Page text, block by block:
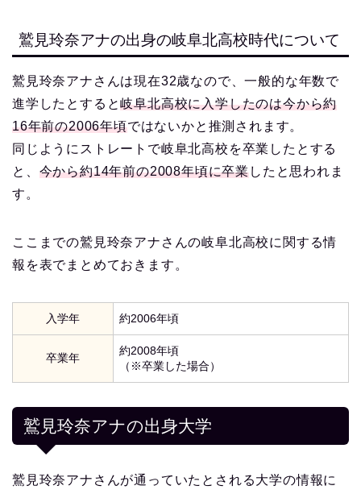
鷲見玲奈アナの出身の岐阜北高校時代について
鷲見玲奈アナさんは現在32歳なので、一般的な年数で
進学したとすると岐阜北高校に入学したのは今から約
16年前の2006年頃ではないかと推測されます。
同じようにストレートで岐阜北高校を卒業したとする
と、 今から約14年前の2008年頃に卒業したと思われま
す。
ここまでの鷲見玲奈アナさんの岐阜北高校に関する情
報を表でまとめておきます。
入学年 約2006年頃
卒業年
約2008年頃
（※卒業した場合）
鷲見玲奈アナの出身大学
鷲見玲奈アナさんが通っていたとされる大学の情報に